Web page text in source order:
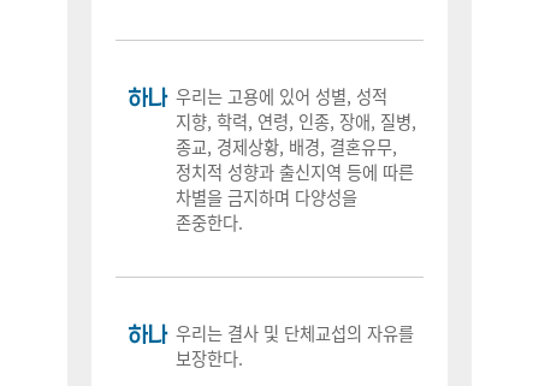
하나 우리는 고용에 있어 성별, 성적
지향, 학력, 연령, 인종, 장애, 질병,
종교, 경제상황, 배경, 결혼유무,
정치적 성향과 출신지역 등에 따른
차별을 금지하며 다양성을
존중한다.
하나 우리는 결사 및 단체교섭의 자유를
보장한다.